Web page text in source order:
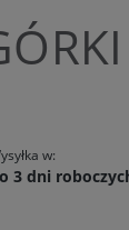
w:
3 dni